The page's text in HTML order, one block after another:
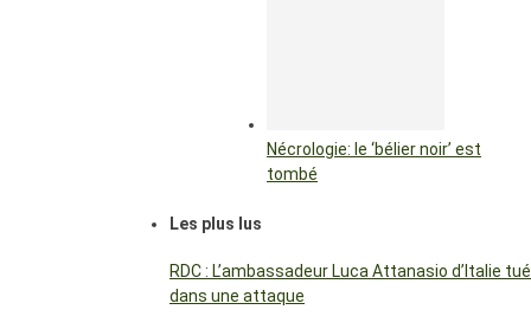
Nécrologie: le ‘bélier noir’ est
tombé
Les plus lus
RDC : L’ambassadeur Luca Attanasio d’Italie tué
dans une attaque